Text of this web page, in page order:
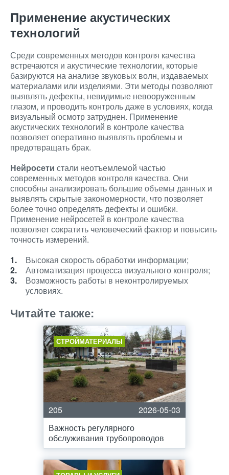
Применение акустических
технологий
Среди современных методов контроля качества
встречаются и акустические технологии, которые
базируются на анализе звуковых волн, издаваемых
материалами или изделиями. Эти методы позволяют
выявлять дефекты, невидимые невооруженным
глазом, и проводить контроль даже в условиях, когда
визуальный осмотр затруднен. Применение
акустических технологий в контроле качества
позволяет оперативно выявлять проблемы и
предотвращать брак.
Нейросети стали неотъемлемой частью
современных методов контроля качества. Они
способны анализировать большие объемы данных и
выявлять скрытые закономерности, что позволяет
более точно определять дефекты и ошибки.
Применение нейросетей в контроле качества
позволяет сократить человеческий фактор и повысить
точность измерений.
Высокая скорость обработки информации;
Автоматизация процесса визуального контроля;
Возможность работы в неконтролируемых
условиях.
Читайте также:
СТРОЙМАТЕРИАЛЫ
205
2026-05-03
Важность регулярного
обслуживания трубопроводов